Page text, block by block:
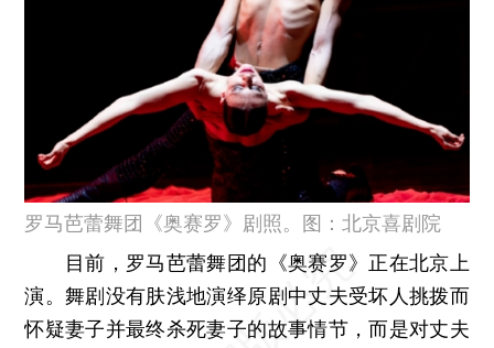
罗马芭蕾舞团《奥赛罗》剧照。图：北京喜剧院
目前，罗马芭蕾舞团的《奥赛罗》正在北京上
演。舞剧没有肤浅地演绎原剧中丈夫受坏人挑拨而
怀疑妻子并最终杀死妻子的故事情节，而是对丈夫